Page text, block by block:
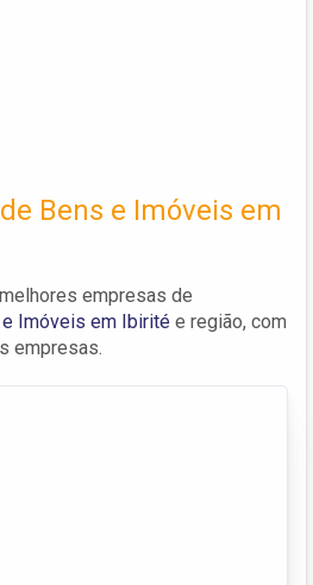
Bens e Imóveis em
empresas de
Imóveis em Ibirité e região, com
empresas.